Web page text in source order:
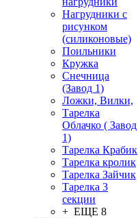
Нагрудники с
рисунком
(силиконовые)
Поильники
Кружка
Снечница
(Завод 1)
Ложки, Вилки,
Тарелка
Облачко ( Завод
1)
Тарелка Крабик
Тарелка кролик
Тарелка Зайчик
Тарелка 3
секции
+ ЕЩЕ 8